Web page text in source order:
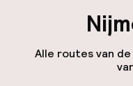
Alle routes van